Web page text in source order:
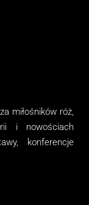
miłośników róż,
i nowościach
konferencje